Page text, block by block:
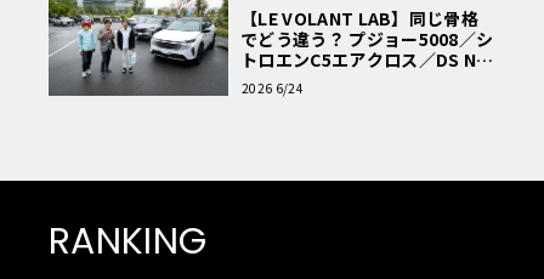
【LE VOLANT LAB】同じ骨格
でどう違う？ プジョー5008／シ
トロエンC5エアクロス／DS Nº4
読者一気乗りレポート
2026 6/24
RANKING